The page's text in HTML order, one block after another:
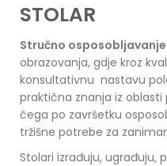
STOLAR
Stručno
obrazovanja, gdje kroz
konsultativnu nastavu
praktična znanja iz
čega po završetku
tržišne potrebe za
Stolari izrađuju, ugrađuju,